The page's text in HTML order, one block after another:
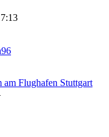
Flughafen Stuttgart